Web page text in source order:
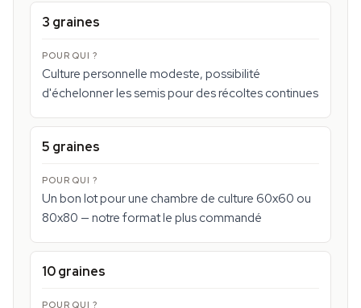
3 graines
Culture personnelle modeste, possibilité
d'échelonner les semis pour des récoltes continues
5 graines
Un bon lot pour une chambre de culture 60x60 ou
80x80 — notre format le plus commandé
10 graines